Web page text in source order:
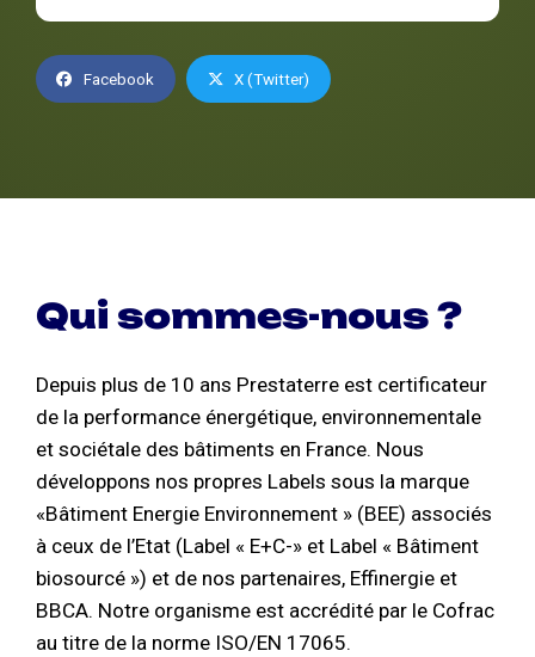
Facebook X (Twitter)
Qui sommes-nous ?
Depuis plus de 10 ans Prestaterre est certificateur
de la performance énergétique, environnementale
et sociétale des bâtiments en France. Nous
développons nos propres Labels sous la marque
«Bâtiment Energie Environnement » (BEE) associés
à ceux de l’Etat (Label « E+C-» et Label « Bâtiment
biosourcé ») et de nos partenaires, Effinergie et
BBCA. Notre organisme est accrédité par le Cofrac
au titre de la norme ISO/EN 17065.